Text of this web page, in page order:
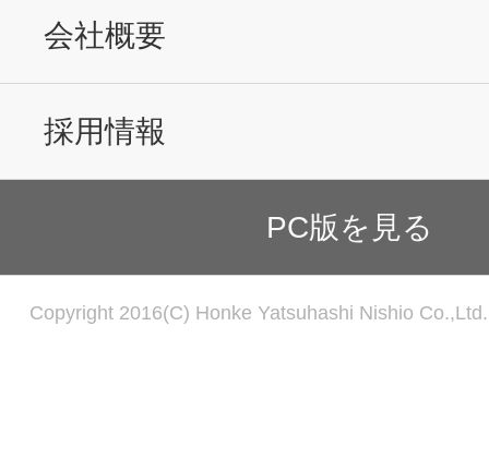
会社概要
採用情報
PC版を見る
Copyright 2016(C) Honke Yatsuhashi Nishio